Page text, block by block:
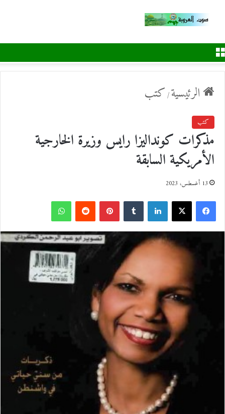
الرئيسية/ كتب
كتب
مذكرات كونداليزا رايس وزيرة الخارجية
الأمريكية السابقة
13 أغسطس، 2023
ي
X
ي
ن
ك
د
إ
ن
T
u
m
b
l
r
ي
ت
ي
ر
ي
س
ت
R
e
d
ا
ت
س